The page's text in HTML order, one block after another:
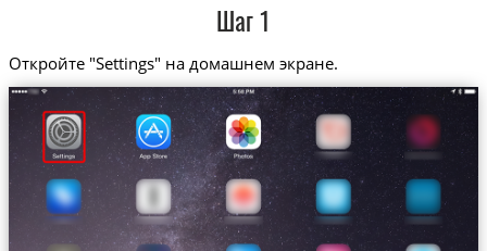
Шаг 1
Откройте "Settings" на домашнем экране.